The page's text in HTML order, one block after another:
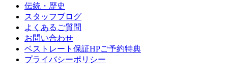
伝統・歴史
スタッフブログ
よくあるご質問
お問い合わせ
ベストレート保証HPご予約特典
プライバシーポリシー